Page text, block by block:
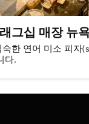
그십 매장 뉴
한 연어 미소 피
다.